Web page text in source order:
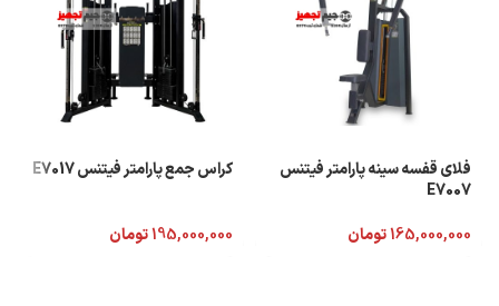
فلای قفسه سینه پارامتر فیتنس
E7007
165,000,000تومان
کراس جمع پارامتر فیتنس E7017
195,000,000تومان